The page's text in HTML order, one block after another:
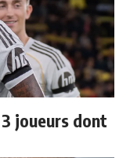
joueurs dont